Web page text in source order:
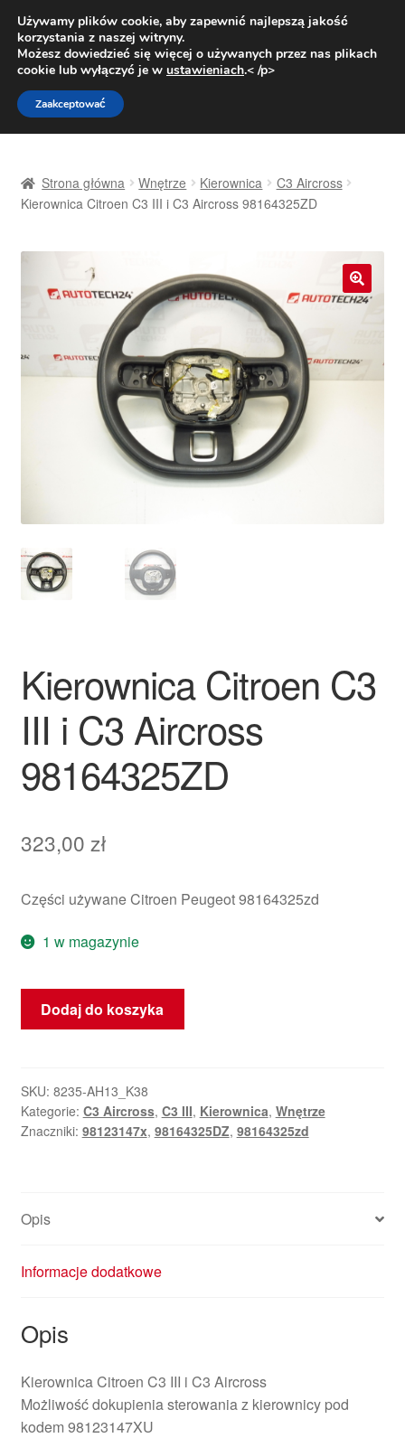
DOSTAWA od 31 zł
Pn.-pt. 9:00-16:00800 003 167
Przejdź
do
nawigacji
Przejdź
do
treści
Dostawa
Kontakt
Polityka prywatności
Skarga
Zamówienia
Zasady i warunki
Strona główna Wnętrze Kierownica
C3 Aircross
Kierownica Citroen C3 III i C3 Aircross 98164325ZD
🔍
Kierownica Citroen C3
III i C3 Aircross
98164325ZD
323,00 zł
Części używane Citroen Peugeot 98164325zd
1 w magazynie
ilość
Kierownica
III
i
C3
Dodaj do koszyka
SKU: 8235-AH13_K38
Kategorie: C3 Aircross, C3 III, Kierownica, Wnętrze
Znaczniki: 98123147x, 98164325DZ, 98164325zd
Opis
Informacje dodatkowe
Opis
Kierownica Citroen C3 III i C3 Aircross
Możliwość dokupienia sterowania z kierownicy pod
kodem 98123147XU
Używamy plików cookie, aby zapewnić najlepszą jakość
korzystania z naszej witryny.
Możesz dowiedzieć się więcej o używanych przez nas plikach
cookie lub wyłączyć je w ustawieniach.< /p>
Zaakceptować